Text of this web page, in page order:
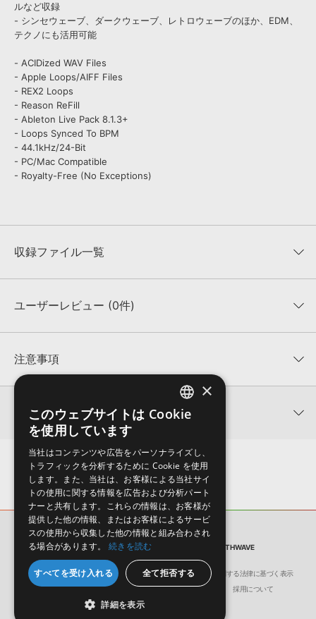
ルなど収録
- シンセウェーブ、ダークウェーブ、レトロウェーブのほか、EDM、
テクノにも活用可能
- ACIDized WAV Files
- Apple Loops/AIFF Files
- REX2 Loops
- Reason ReFill
- Ableton Live Pack 8.1.3+
- Loops Synced To BPM
- 44.1kHz/24-Bit
- PC/Mac Compatible
- Royalty-Free (No Exceptions)
収録ファイル一覧
収録ファイル一覧
ユーザーレビュー (0件)
★★★★★
0 件の評価
★4
★3
★2
★1
レビューをもっと見る »
注意事項
サンプルパック製品の
KONTAKTフォーマットは、 製品版KONTAKT（別売）
でお使いいただけます。無償版のKONTAKT PLAYERではお使いい
ただけませんので、ご注意ください。また、「ライブラリ・タブ」
への表示にも対応しておりません。
4GBを超えるデータに関するご注意： FAT32でフォーマットされた
HDDには、1ファイル4GBを超えるデータを格納することができま
せん。データ容量が4GBを超えるダウンロード製品をご購入いただ
きます際には、NTFSやHFS＋でフォーマットされたHDDをご用意
いただく必要がございます。
製品の購入手続き完了後、受注確認メールとシリアルナンバーをお
知らせするメールの2通が送信されます。メールに記載されており
ます説明に沿って、製品のダウンロード／導入を行って下さい。
サンプルパック製品には、原則として日本語版操作マニュアルをご
用意しておりません。ご購入後のご不明点や詳細に関するお問い合
関連情報
【Producer Loops】約4,000タイトルのサンプルパックが最大
50%OFF！サマーセール！
Producer Loops 製品一覧
サンプルパック
ESSENCE OF ANALOGUE VOL 2 CINEMATIC SYNTHWAVE
会社概要 環境保護（CSR）への取り組み
特定商取引に関する法律に基づく表示
サイト動作環境
利用規約 個人情報の保護について 採用について
ENGLISH
×
このウェブサイトは Cookie
を使用しています
当社はコンテンツや広告をパーソナライズし、
トラフィックを分析するために Cookie を使用
します。また、当社は、お客様による当社サイ
トの使用に関する情報を広告および分析パート
ナーと共有します。これらの情報は、お客様が
提供した他の情報、またはお客様によるサービ
スの使用から収集した他の情報と組み合わされ
る場合があります。
続きを読む
すべてを受け入れる 全て拒否する
詳細を表示